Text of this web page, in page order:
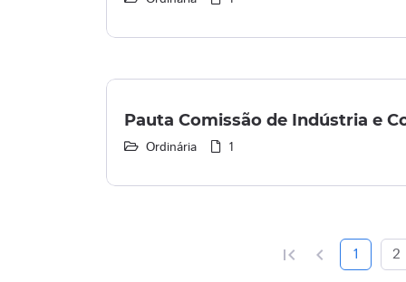
Pauta Comissão de Indústria e
Ordinária 1
first_page chevron_left 1 2